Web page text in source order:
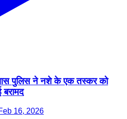
पुलिस ने नशे के एक तस्कर को
बरामद
16, 2026